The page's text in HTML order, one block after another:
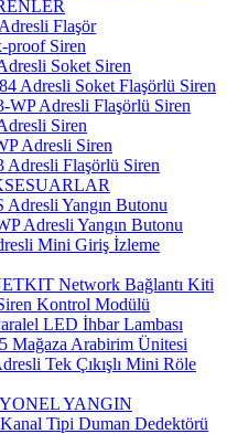
Flaşör
proof Siren
Soket Siren
Adresli Soket Flaşörlü Siren
WP Adresli Flaşörlü Siren
Siren
Adresli Siren
Adresli Flaşörlü Siren
Yangın Butonu
Adresli Yangın Butonu
Mini Giriş İzleme
Network Bağlantı Kiti
Kontrol Modülü
LED İhbar Lambası
Mağaza Arabirim Ünitesi
Tek Çıkışlı Mini Röle
YANGIN
Tipi Duman Dedektörü